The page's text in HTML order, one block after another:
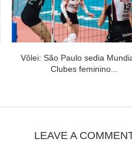
Vôlei: São Paulo sedia
Clubes feminino...
LEAVE A